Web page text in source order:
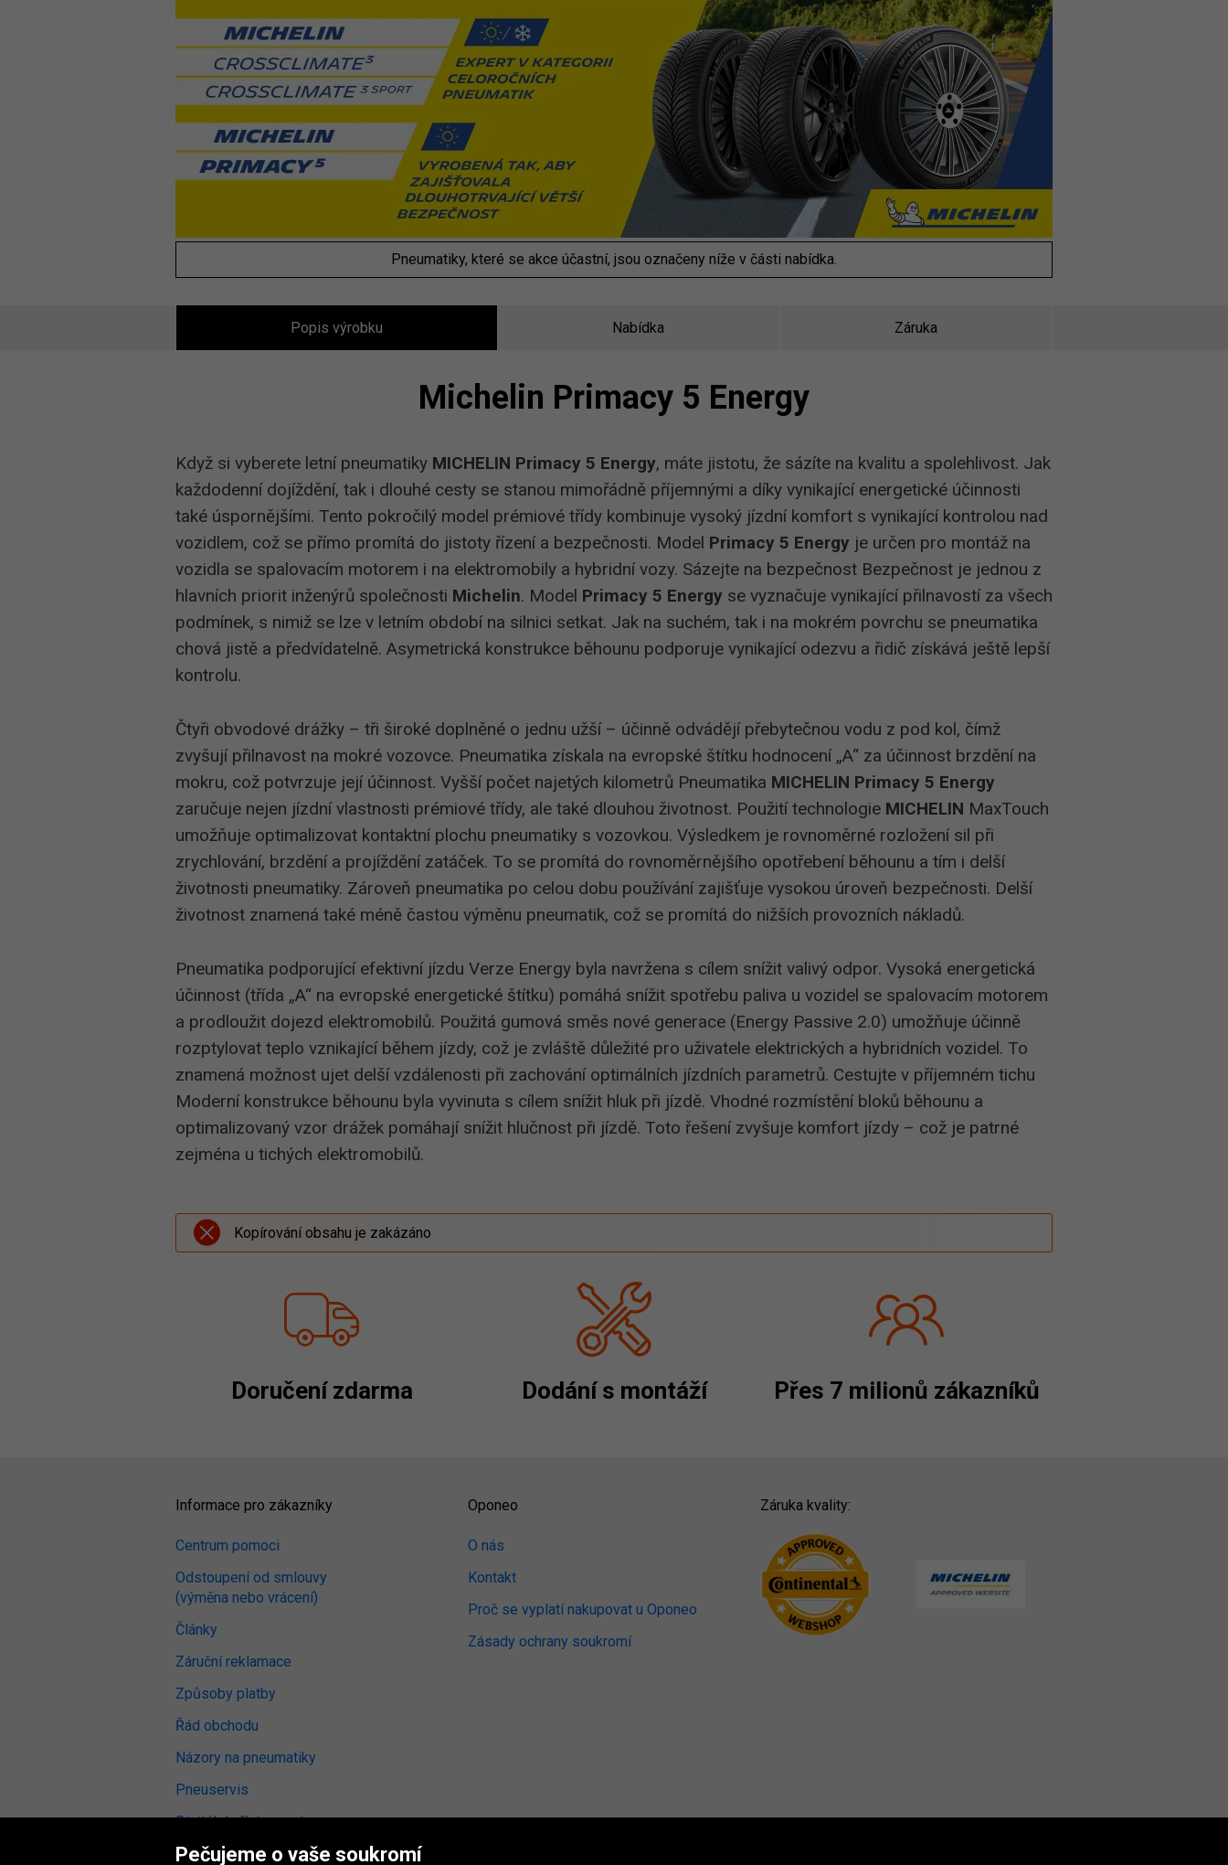
Pneumatiky, které se akce účastní, jsou označeny níže v části nabídka.
Popis výrobku Nabídka Záruka
Michelin Primacy 5 Energy
Když si vyberete letní pneumatiky MICHELIN Primacy 5 Energy, máte jistotu, že sázíte na kvalitu a spolehlivost. Jak
každodenní dojíždění, tak i dlouhé cesty se stanou mimořádně příjemnými a díky vynikající energetické účinnosti
také úspornějšími. Tento pokročilý model prémiové třídy kombinuje vysoký jízdní komfort s vynikající kontrolou nad
vozidlem, což se přímo promítá do jistoty řízení a bezpečnosti. Model Primacy 5 Energy je určen pro montáž na
vozidla se spalovacím motorem i na elektromobily a hybridní vozy. Sázejte na bezpečnost Bezpečnost je jednou z
hlavních priorit inženýrů společnosti Michelin. Model Primacy 5 Energy se vyznačuje vynikající přilnavostí za všech
podmínek, s nimiž se lze v letním období na silnici setkat. Jak na suchém, tak i na mokrém povrchu se pneumatika
chová jistě a předvídatelně. Asymetrická konstrukce běhounu podporuje vynikající odezvu a řidič získává ještě lepší
kontrolu.
Čtyři obvodové drážky – tři široké doplněné o jednu užší – účinně odvádějí přebytečnou vodu z pod kol, čímž
zvyšují přilnavost na mokré vozovce. Pneumatika získala na evropské štítku hodnocení „A“ za účinnost brzdění na
mokru, což potvrzuje její účinnost. Vyšší počet najetých kilometrů Pneumatika MICHELIN Primacy 5 Energy
zaručuje nejen jízdní vlastnosti prémiové třídy, ale také dlouhou životnost. Použití technologie MICHELIN MaxTouch
umožňuje optimalizovat kontaktní plochu pneumatiky s vozovkou. Výsledkem je rovnoměrné rozložení sil při
zrychlování, brzdění a projíždění zatáček. To se promítá do rovnoměrnějšího opotřebení běhounu a tím i delší
životnosti pneumatiky. Zároveň pneumatika po celou dobu používání zajišťuje vysokou úroveň bezpečnosti. Delší
životnost znamená také méně častou výměnu pneumatik, což se promítá do nižších provozních nákladů.
Pneumatika podporující efektivní jízdu Verze Energy byla navržena s cílem snížit valivý odpor. Vysoká energetická
účinnost (třída „A“ na evropské energetické štítku) pomáhá snížit spotřebu paliva u vozidel se spalovacím motorem
a prodloužit dojezd elektromobilů. Použitá gumová směs nové generace (Energy Passive 2.0) umožňuje účinně
rozptylovat teplo vznikající během jízdy, což je zvláště důležité pro uživatele elektrických a hybridních vozidel. To
znamená možnost ujet delší vzdálenosti při zachování optimálních jízdních parametrů. Cestujte v příjemném tichu
Moderní konstrukce běhounu byla vyvinuta s cílem snížit hluk při jízdě. Vhodné rozmístění bloků běhounu a
optimalizovaný vzor drážek pomáhají snížit hlučnost při jízdě. Toto řešení zvyšuje komfort jízdy – což je patrné
zejména u tichých elektromobilů.
Kopírování obsahu je zakázáno
Doručení zdarma Dodání s montáží Přes 7 milionů zákazníků
Informace pro zákazníky
Centrum pomoci
Odstoupení od smlouvy
(výměna nebo vrácení)
Články
Záruční reklamace
Způsoby platby
Řád obchodu
Názory na pneumatiky
Pneuservis
Digitální přístupnost
Oponeo
O nás
Kontakt
Proč se vyplatí nakupovat u Oponeo
Zásady ochrany soukromí
Záruka kvality:
Pečujeme o vaše soukromí